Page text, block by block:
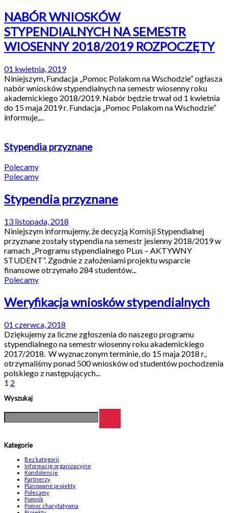
NABÓR WNIOSKÓW
STYPENDIALNYCH NA SEMESTR
WIOSENNY 2018/2019 ROZPOCZĘTY
01 kwietnia, 2019
Niniejszym, Fundacja „Pomoc Polakom na Wschodzie” ogłasza
nabór wniosków stypendialnych na semestr wiosenny roku
akademickiego 2018/2019. Nabór będzie trwał od 1 kwietnia
do 15 maja 2019 r. Fundacja „Pomoc Polakom na Wschodzie”
informuje,...
Stypendia przyznane
Polecamy
Polecamy
Stypendia przyznane
13 listopada, 2018
Niniejszym informujemy, że decyzją Komisji Stypendialnej
przyznane zostały stypendia na semestr jesienny 2018/2019 w
ramach „Programu stypendialnego PLus – AKTYWNY
STUDENT”. Zgodnie z założeniami projektu wsparcie
finansowe otrzymało 284 studentów...
Polecamy
Weryfikacja wniosków stypendialnych
01 czerwca, 2018
Dziękujemy za liczne zgłoszenia do naszego programu
stypendialnego na semestr wiosenny roku akademickiego
2017/2018. W wyznaczonym terminie, do 15 maja 2018 r.,
otrzymaliśmy ponad 500 wniosków od studentów pochodzenia
polskiego z następujących...
1 2
Wyszukaj
Kategorie
Bez kategorii
Informacje organizacyjne
Kondolencje
Partnerzy
Planowane projekty
Polecamy
Pomnik
Pomoc charytatywna